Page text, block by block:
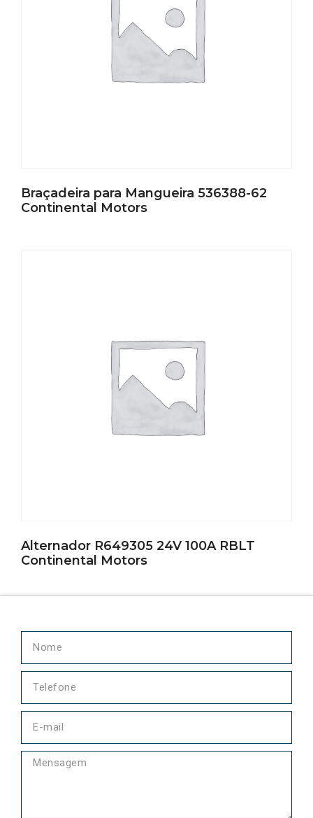
Braçadeira para Mangueira 536388-62
Continental Motors
Alternador R649305 24V 100A RBLT
Continental Motors